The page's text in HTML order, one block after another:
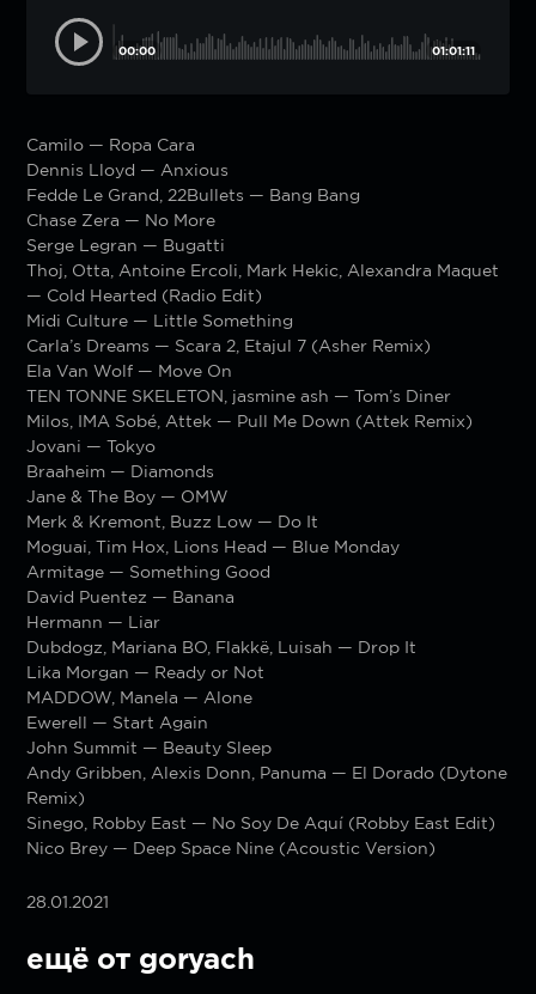
00:00 01:01:11
Camilo — Ropa Cara
Dennis Lloyd — Anxious
Fedde Le Grand, 22Bullets — Bang Bang
Chase Zera — No More
Serge Legran — Bugatti
Thoj, Otta, Antoine Ercoli, Mark Hekic, Alexandra Maquet
— Cold Hearted (Radio Edit)
Midi Culture — Little Something
Carla’s Dreams — Scara 2, Etajul 7 (Asher Remix)
Ela Van Wolf — Move On
TEN TONNE SKELETON, jasmine ash — Tom’s Diner
Milos, IMA Sobé, Attek — Pull Me Down (Attek Remix)
Jovani — Tokyo
Braaheim — Diamonds
Jane & The Boy — OMW
Merk & Kremont, Buzz Low — Do It
Moguai, Tim Hox, Lions Head — Blue Monday
Armitage — Something Good
David Puentez — Banana
Hermann — Liar
Dubdogz, Mariana BO, Flakkë, Luisah — Drop It
Lika Morgan — Ready or Not
MADDOW, Manela — Alone
Ewerell — Start Again
John Summit — Beauty Sleep
Andy Gribben, Alexis Donn, Panuma — El Dorado (Dytone
Remix)
Sinego, Robby East — No Soy De Aquí (Robby East Edit)
Nico Brey — Deep Space Nine (Acoustic Version)
28.01.2021
ещё от goryach